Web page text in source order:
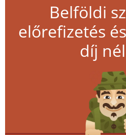
Belföldi
előrefizetés
díj